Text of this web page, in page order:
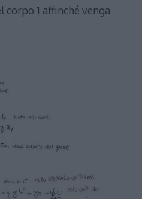
corpo 1 affinché venga